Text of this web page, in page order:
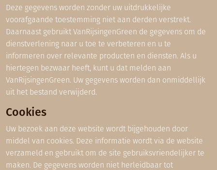
Deze gegevens worden zonder uw uitdrukkelijke
voorafgaande toestemming niet aan derden verstrekt.
Daarnaast gebruikt VanRijsingenGreen de gegevens om de
dienstverlening naar u toe te verbeteren en u te
informeren over relevante producten en diensten. Als u
hiertegen bezwaar heeft, kunt u dat melden aan
VanRijsingenGreen. Uw gegevens worden dan onmiddellijk
uit het bestand verwijderd.
Cookies
Uw bezoek aan deze website wordt bijgehouden door
middel van cookies. Deze informatie wordt via de website
verzameld en gebruikt om de site gebruiksvriendelijker te
maken. De gegevens worden niet herleidbaar tot